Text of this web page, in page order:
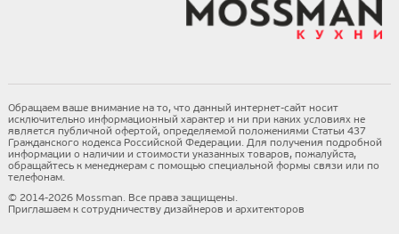
Обращаем ваше внимание на то, что данный интернет-сайт носит
исключительно информационный характер и ни при каких условиях не
является публичной офертой, определяемой положениями Статьи 437
Гражданского кодекса Российской Федерации. Для получения подробной
информации о наличии и стоимости указанных товаров, пожалуйста,
обращайтесь к менеджерам с помощью специальной формы связи или по
телефонам.
© 2014-2026 Mossman. Все права защищены.
Приглашаем к сотрудничеству дизайнеров и архитекторов